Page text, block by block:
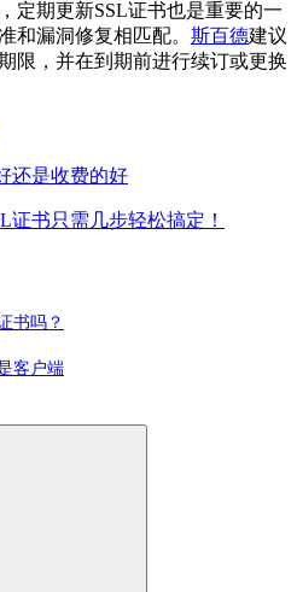
定期更新SSL证书也是重要的一
和漏洞修复相匹配。 斯百德建议
限，并在到期前进行续订或更换
还是收费的好
证书只需几步轻松搞定！
书吗？
客户端